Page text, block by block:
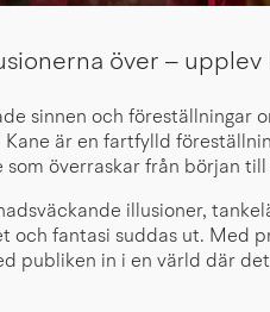
över – upplev
sinnen och föreställningar
är en fartfylld
överraskar från början till
illusioner,
och fantasi suddas ut. Med
publiken in i en värld där